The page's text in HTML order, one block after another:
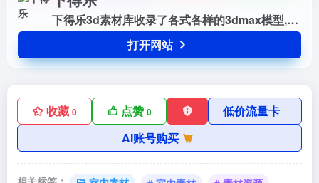
下得乐3d素材库收录了各式各样的3dmax模型,提供3d模型免费下载,包含3d组合模型，3d贴图,vray材质,3d软件,设计书籍,cad施工图等室内设计素材.
打开网站
收藏 0 点赞0
低价流量卡
AI账号购买